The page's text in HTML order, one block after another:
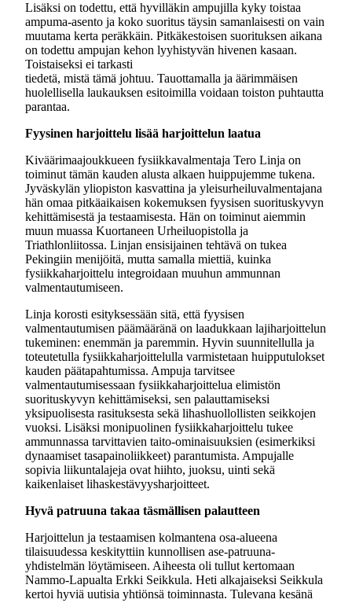
Lisäksi on todettu, että hyvilläkin ampujilla kyky toistaa
ampuma-asento ja koko suoritus täysin samanlaisesti on vain
muutama kerta peräkkäin. Pitkäkestoisen suorituksen aikana
on todettu ampujan kehon lyyhistyvän hivenen kasaan.
Toistaiseksi ei tarkasti
tiedetä, mistä tämä johtuu. Tauottamalla ja äärimmäisen
huolellisella laukauksen esitoimilla voidaan toiston puhtautta
parantaa.
Fyysinen harjoittelu lisää harjoittelun laatua
Kiväärimaajoukkueen fysiikkavalmentaja Tero Linja on
toiminut tämän kauden alusta alkaen huippujemme tukena.
Jyväskylän yliopiston kasvattina ja yleisurheiluvalmentajana
hän omaa pitkäaikaisen kokemuksen fyysisen suorituskyvyn
kehittämisestä ja testaamisesta. Hän on toiminut aiemmin
muun muassa Kuortaneen Urheiluopistolla ja
Triathlonliitossa. Linjan ensisijainen tehtävä on tukea
Pekingiin menijöitä, mutta samalla miettiä, kuinka
fysiikkaharjoittelu integroidaan muuhun ammunnan
valmentautumiseen.
Linja korosti esityksessään sitä, että fyysisen
valmentautumisen päämääränä on laadukkaan lajiharjoittelun
tukeminen: enemmän ja paremmin. Hyvin suunnitellulla ja
toteutetulla fysiikkaharjoittelulla varmistetaan huipputulokset
kauden päätapahtumissa. Ampuja tarvitsee
valmentautumisessaan fysiikkaharjoittelua elimistön
suorituskyvyn kehittämiseksi, sen palauttamiseksi
yksipuolisesta rasituksesta sekä lihashuollollisten seikkojen
vuoksi. Lisäksi monipuolinen fysiikkaharjoittelu tukee
ammunnassa tarvittavien taito-ominaisuuksien (esimerkiksi
dynaamiset tasapainoliikkeet) parantumista. Ampujalle
sopivia liikuntalajeja ovat hiihto, juoksu, uinti sekä
kaikenlaiset lihaskestävyysharjoitteet.
Hyvä patruuna takaa täsmällisen palautteen
Harjoittelun ja testaamisen kolmantena osa-alueena
tilaisuudessa keskityttiin kunnollisen ase-patruuna-
yhdistelmän löytämiseen. Aiheesta oli tullut kertomaan
Nammo-Lapualta Erkki Seikkula. Heti alkajaiseksi Seikkula
kertoi hyviä uutisia yhtiönsä toiminnasta. Tulevana kesänä